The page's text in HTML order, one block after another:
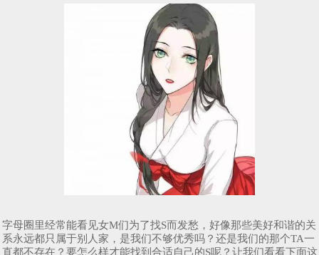
字母圈里经常能看见女M们为了找S而发愁，好像那些美好和谐的关
系永远都只属于别人家，是我们不够优秀吗？还是我们的那个TA一
直都不存在？要怎么样才能找到合适自己的S呢？让我们看看下面这